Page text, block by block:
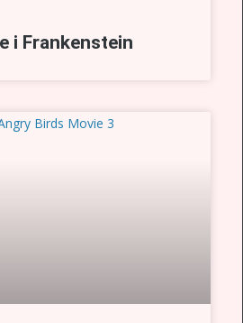
i Frankenstein